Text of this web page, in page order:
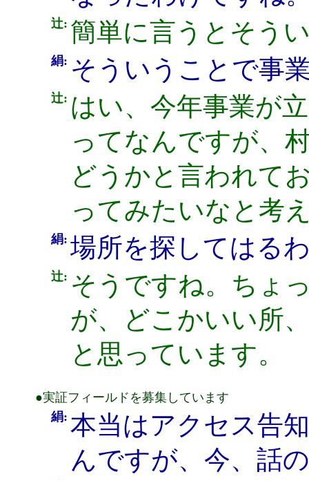
辻: 簡単に言うとそう
絹: そういうことで事
辻: はい、今年事業が
ってなんですが、
どうかと言われて
ってみたいなと考
絹: 場所を探してはる
辻: そうですね。ちょ
が、どこかいい所
と思っています。
●実証フィールドを募集しています
絹: 本当はアクセス告
んですが、今、話